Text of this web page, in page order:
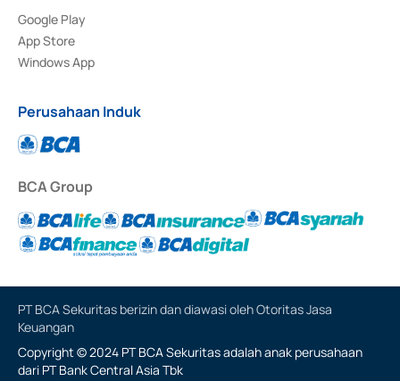
Google Play
App Store
Windows App
Perusahaan Induk
BCA Group
PT BCA Sekuritas berizin dan diawasi oleh Otoritas Jasa
Keuangan
Copyright © 2024 PT BCA Sekuritas adalah anak perusahaan
dari PT Bank Central Asia Tbk